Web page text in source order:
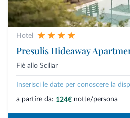
Hotel
Presulis Hideaway
Fiè allo Sciliar
Inserisci le date per conoscere la
a partire da: 124€ notte/persona